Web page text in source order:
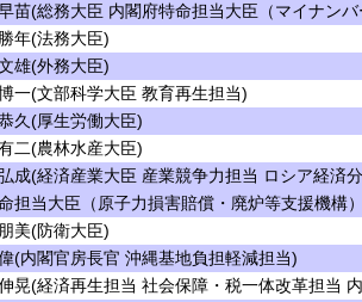
苗(総務大臣 内閣府特命担当大臣（マイナン
年(法務大臣)
雄(外務大臣)
一(文部科学大臣 教育再生担当)
久(厚生労働大臣)
二(農林水産大臣)
成(経済産業大臣 産業競争力担当 ロシア経済
担当大臣（原子力損害賠償・廃炉等支援機構
美(防衛大臣)
(内閣官房長官 沖縄基地負担軽減担当)
晃(経済再生担当 社会保障・税一体改革担当